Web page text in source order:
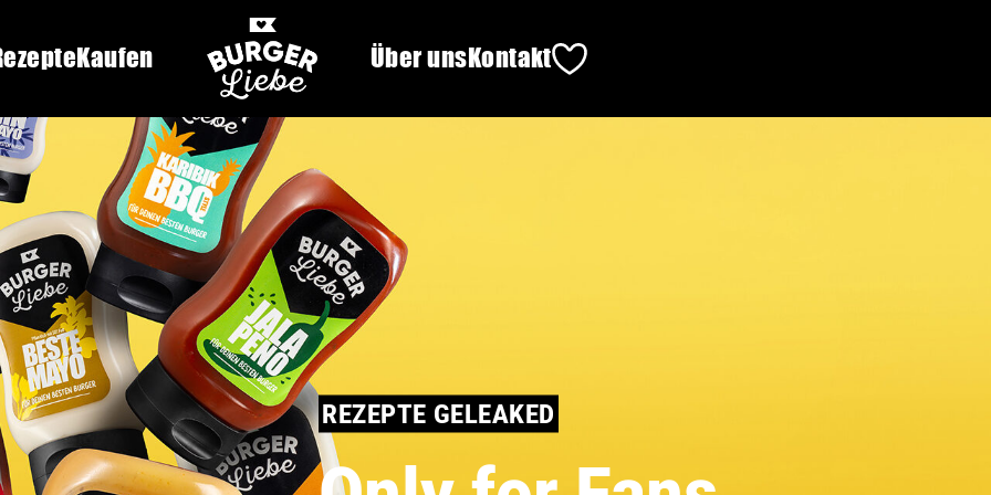
Kaufen Über unsKontakt
REZEPTE GELEAKED